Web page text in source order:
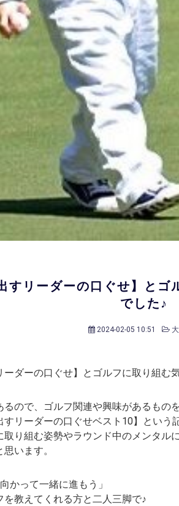
すリーダーの口ぐせ】と
でした♪
2024-02-05 10:51
ーダーの口ぐせ】とゴルフに取り組む
るので、ゴルフ関連や興味があるもの
リーダーの口ぐせベスト10】という
取り組む姿勢やラウンド中のメンタル
います。
かって一緒に進もう」
を教えてくれる方と二人三脚で♪